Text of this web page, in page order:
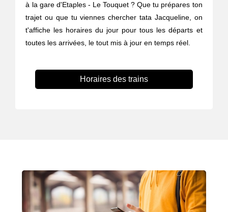
à la gare d'Etaples - Le Touquet ? Que tu prépares ton
trajet ou que tu viennes chercher tata Jacqueline, on
t'affiche les horaires du jour pour tous les départs et
toutes les arrivées, le tout mis à jour en temps réel.
Horaires des trains